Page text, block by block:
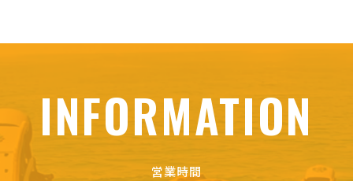
INFORMATION
営業時間